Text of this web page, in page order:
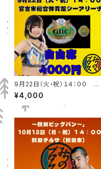
9月22日（火・祝）１４：００ 宮
古市総合体育館シーアリーナ
自由席
¥4,000